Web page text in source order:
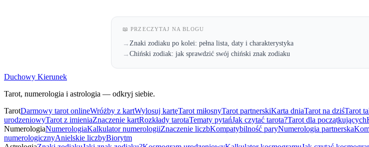
📖 PRZECZYTAJ NA BLOGU
→Znaki zodiaku po kolei: pełna lista, daty i charakterystyka
→Chiński zodiak: jak sprawdzić swój chiński znak zodiaku
Duchowy Kierunek
Tarot, numerologia i astrologia — odkryj siebie.
TarotDarmowy tarot onlineWróżby z kartWylosuj kartęTarot miłosnyTarot partnerskiKarta dniaTarot na dziśTarot
urodzeniowyTarot z imieniaZnaczenie kartRozkłady tarotaTematy pytańJak czytać tarota?Tarot dla początkujących
NumerologiaNumerologiaKalkulator numerologiiZnaczenie liczbKompatybilność paryNumerologia partnerska
numerologicznyAnielskie liczbyBiorytm